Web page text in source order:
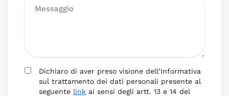
Dichiaro di aver preso visione dell’Informativa
sul trattamento dei dati personali presente al
seguente link ai sensi degli artt. 13 e 14 del